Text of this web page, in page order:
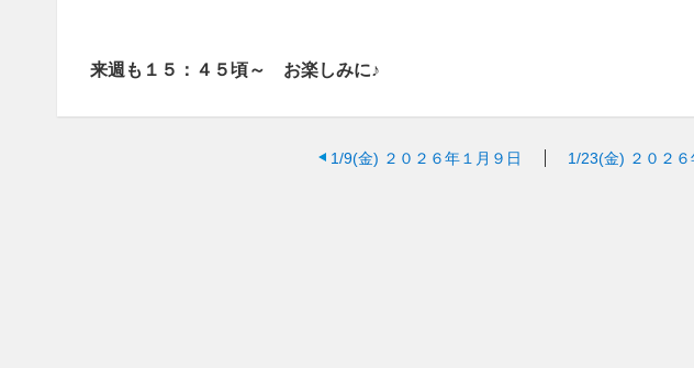
来週も１５：４５頃～ お楽しみに♪
1/9(金) ２０２６年１月９日 1/23(金) ２０２